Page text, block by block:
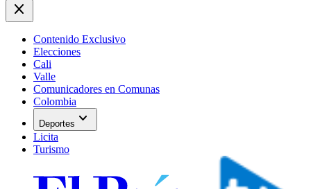
close
Contenido Exclusivo
Elecciones
Cali
Valle
Comunicadores en Comunas
Colombia
Deportes expand_more
Licita
Turismo